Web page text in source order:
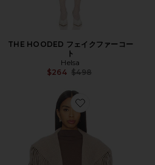
THE HOODED フェイクファーコー
ト
Helsa
$264 Previous price:
$498
Favorite ウールウエス